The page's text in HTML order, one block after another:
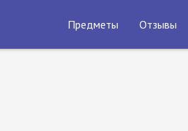
Предметы Отзывы